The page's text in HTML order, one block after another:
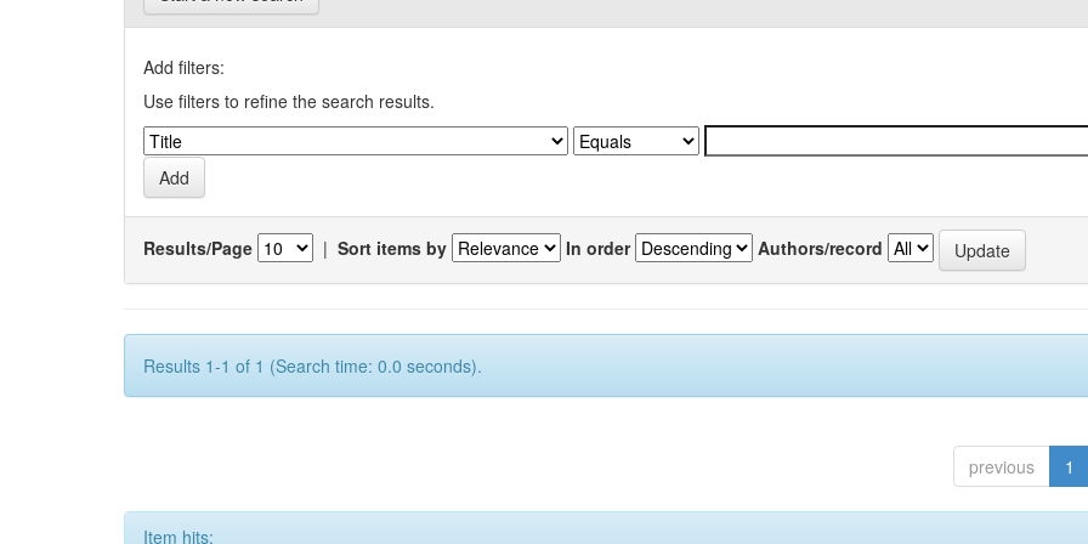
Add filters:
Use filters to refine the search results.
Results/Page | Sort items by In order Authors/record
Results 1-1 of 1 (Search time: 0.0 seconds).
previous 1
Item hits: